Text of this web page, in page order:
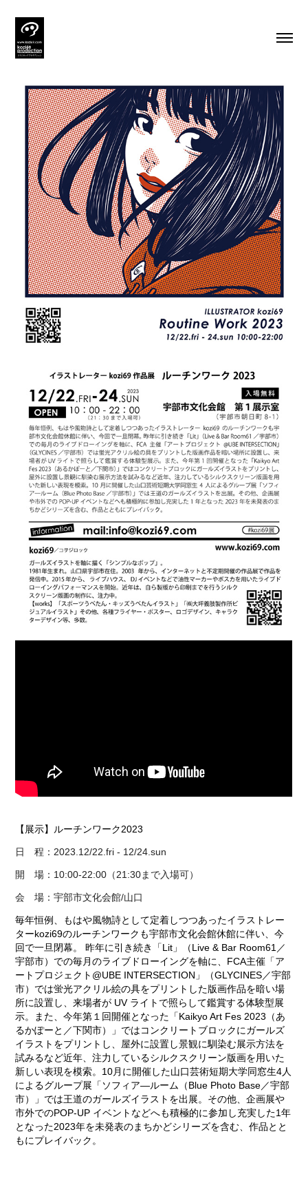
【展示】ルーチンワーク2023
日 程：2023.12/22.fri - 12/24.sun
開 場： 10:00-22:00（21:30まで入場可）
会 場：宇部市文化会館/山口
毎年恒例、もはや風物詩として定着しつつあったイラストレー
ターkozi69のルーチンワークも宇部市文化会館休館に伴い、今
回で一旦閉幕。 昨年に引き続き「Lit」（Live & Bar Room61／
宇部市）での毎月のライブドローイングを軸に、FCA主催「ア
ートプロジェクト@UBE INTERSECTION」（GLYCINES／宇部
市）では蛍光アクリル絵の具をプリントした版画作品を暗い場
所に設置し、来場者が UV ライトで照らして鑑賞する体験型展
示。また、今年第１回開催となった「Kaikyo Art Fes 2023（あ
るかぽーと／下関市）」ではコンクリートブロックにガールズ
イラストをプリントし、屋外に設置し景観に馴染む展示方法を
試みるなど近年、注力しているシルクスクリーン版画を用いた
新しい表現を模索。10月に開催した山口芸術短期大学同窓生4人
によるグループ展「ソフィア―ルーム（Blue Photo Base／宇部
市）」では王道のガールズイラストを出展。その他、企画展や
市外でのPOP-UP イベントなどへも積極的に参加し充実した1年
となった2023年を未発表のまちかどシリーズを含む、作品とと
もにプレイバック。